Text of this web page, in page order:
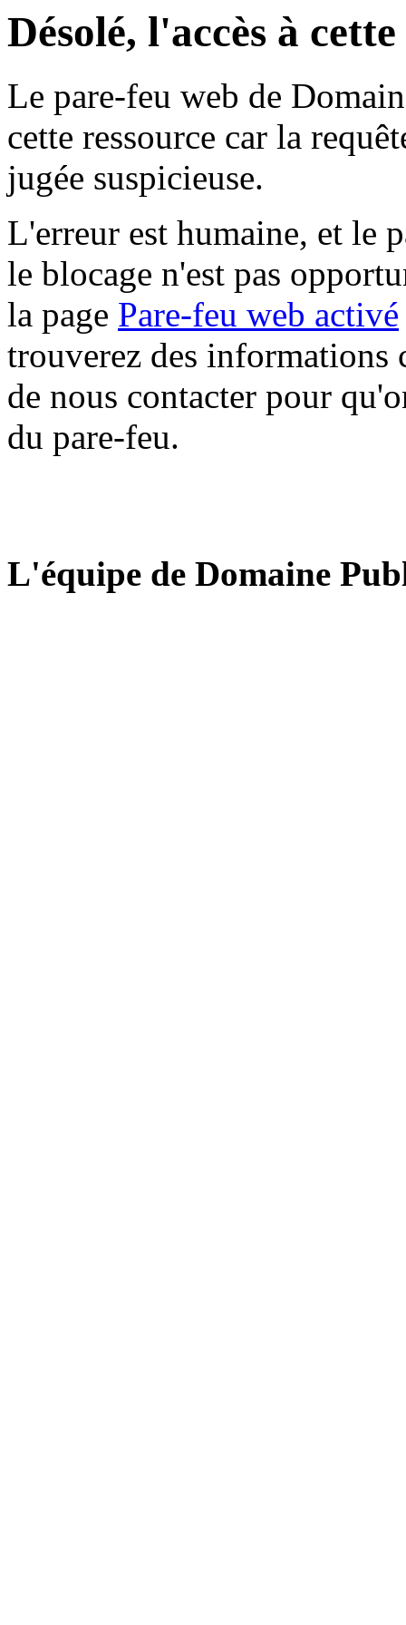
Désolé, l'accès à
Le pare-feu web de
cette ressource car la
jugée suspicieuse.
L'erreur est humaine, et le
le blocage n'est pas
la page Pare-feu web activé
trouverez des informations
de nous contacter pour
du pare-feu.
L'équipe de Domaine